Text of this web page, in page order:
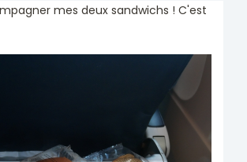
mes deux sandwichs ! C'est